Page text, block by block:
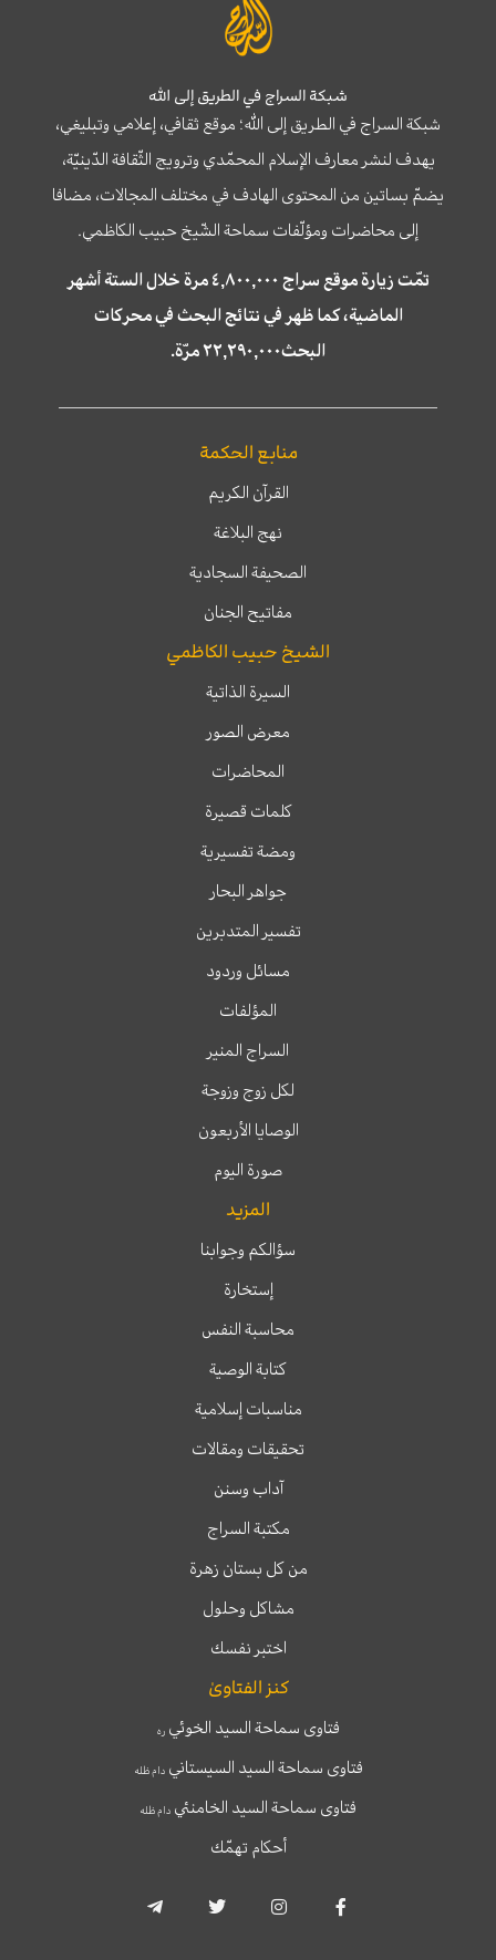
شبكة السراج في الطريق إلى الله
شبكة السراج في الطريق إلى الله؛ موقع ثقافي، إعلامي وتبليغي،
يهدف لنشر معارف الإسلام المحمّدي وترويج الثّقافة الدّينيّة،
يضمّ بساتين من المحتوى الهادف في مختلف المجالات، مضافا
إلى محاضرات ومؤلّفات سماحة الشّيخ حبيب الكاظمي.
تمّت زيارة موقع سراج ٤,٨٠٠,٠٠٠ مرة خلال الستة أشهر
الماضية، كما ظهر في نتائج البحث في محركات
البحث٢٢,٢٩٠,٠٠٠ مرّة.
منابع الحكمة
القرآن الكريم
نهج البلاغة
الصحيفة السجادية
مفاتيح الجنان
الشيخ حبيب الكاظمي
السيرة الذاتية
معرض الصور
المحاضرات
كلمات قصيرة
ومضة تفسيرية
جواهر البحار
تفسير المتدبرين
مسائل وردود
المؤلفات
السراج المنير
لكل زوج وزوجة
الوصايا الأربعون
صورة اليوم
المزيد
سؤالكم وجوابنا
إستخارة
محاسبة النفس
كتابة الوصية
مناسبات إسلامية
تحقيقات ومقالات
آداب وسنن
مكتبة السراج
من كل بستان زهرة
مشاكل وحلول
اختبر نفسك
كنز الفتاوىٰ
فتاوى سماحة السيد الخوئيره
فتاوى سماحة السيد السيستانيدام ظله
فتاوى سماحة السيد الخامنئي دام ظله
أحكام تهمّك
a
c
s
i
l